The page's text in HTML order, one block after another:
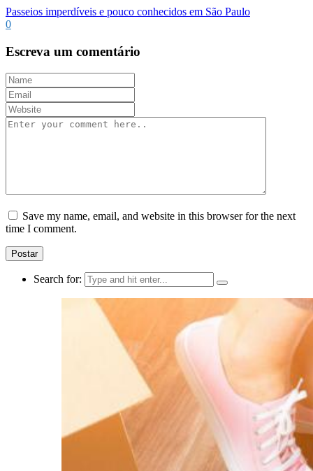
Passeios imperdíveis e pouco conhecidos em São Paulo
0
Escreva um comentário
Save my name, email, and website in this browser for the next
time I comment.
Search for: